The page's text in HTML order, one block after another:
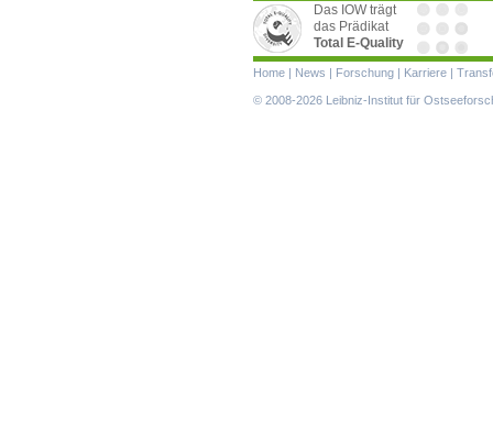
Das IOW trägt
das Prädikat
Total E-Quality
Navigation
überspringen
Home | News | Forschung | Karriere |
© 2008-2026 Leibniz-Institut für